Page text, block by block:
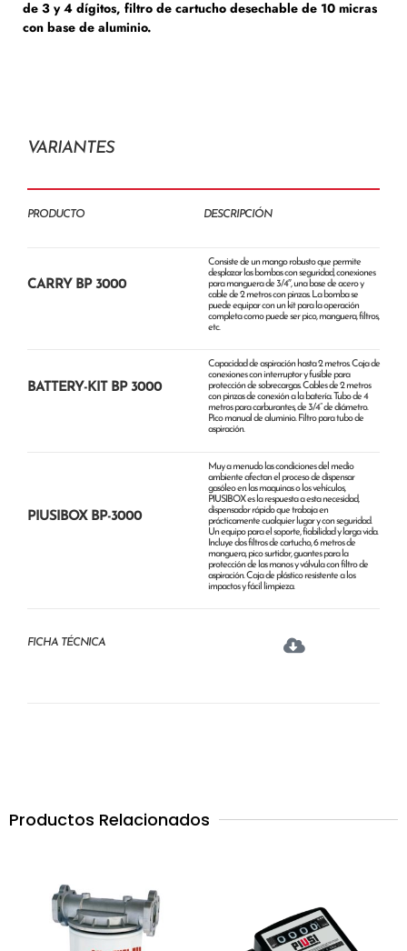
de 3 y 4 dígitos, filtro de cartucho desechable de 10 micras
con base de aluminio.
VARIANTES
PRODUCTO DESCRIPCIÓN
CARRY BP 3000
Consiste de un mango robusto que permite
desplazar las bombas con seguridad, conexiones
para manguera de 3/4″, una base de acero y
cable de 2 metros con pinzas. La bomba se
puede equipar con un kit para la operación
completa como puede ser pico, manguera, filtros,
etc.
BATTERY-KIT BP 3000
Capacidad de aspiración hasta 2 metros. Caja de
conexiones con interruptor y fusible para
protección de sobrecargas. Cables de 2 metros
con pinzas de conexión a la batería. Tubo de 4
metros para carburantes, de 3/4” de diámetro.
Pico manual de aluminio. Filtro para tubo de
aspiración.
PIUSIBOX BP-3000
Muy a menudo las condiciones del medio
ambiente afectan el proceso de dispensar
gasóleo en las maquinas o los vehículos,
PIUSIBOX es la respuesta a esta necesidad,
dispensador rápido que trabaja en
prácticamente cualquier lugar y con seguridad.
Un equipo para el soporte, fiabilidad y larga vida.
Incluye dos filtros de cartucho, 6 metros de
manguera, pico surtidor, guantes para la
protección de las manos y válvula con filtro de
aspiración. Caja de plástico resistente a los
impactos y fácil limpieza.
FICHA TÉCNICA
Productos Relacionados